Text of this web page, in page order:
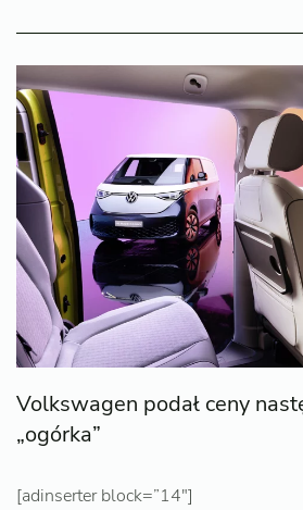
Volkswagen podał ceny
„ogórka”
[adinserter block=”14″]